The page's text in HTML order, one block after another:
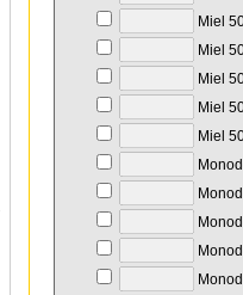
Miel
Miel
Miel
Miel
Miel